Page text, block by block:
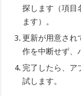
探します（項目
ます）。
更新が用意され
作を中断せず、
完了したら、ア
試します。